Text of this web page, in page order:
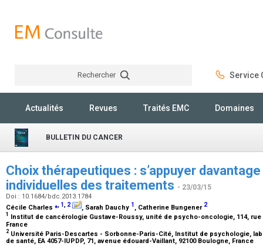
Rechercher Service
Actualités Revues Traités EMC Domaines
BULLETIN DU CANCER
Choix thérapeutiques : s’appuyer
individuelles des traitements - 23/03/15
Doi : 10.1684/bdc.2013.1784
Cécile Charles ⁎, 1, 2 , Sarah Dauchy 1 , Catherine Bungener 2
1 Institut de cancérologie Gustave-Roussy, unité de psycho-oncologie, 114, rue
France
2 Université Paris-Descartes - Sorbonne-Paris-Cité, Institut de psychologie,
de santé, EA 4057-IUPDP, 71, avenue édouard-Vaillant, 92100 Boulogne, France